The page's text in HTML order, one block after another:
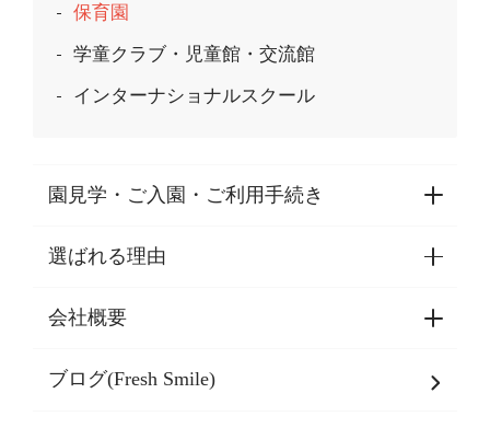
保育園
学童クラブ・児童館・交流館
インターナショナルスクール
園見学・ご入園・ご利用手続き
園見学・ご入園・ご利用手続き
東京都認証保育所空き状況
選ばれる理由
選ばれる理由一覧
乳児期・幼児期・
会社概要
会社概要
ブログ(Fresh Smile)